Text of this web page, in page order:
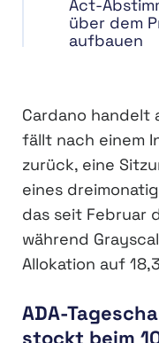
Act-
über dem
aufbauen
Cardano handelt
fällt nach einem
zurück, eine
eines
das seit Februar
während
Allokation auf
ADA-
stockt beim